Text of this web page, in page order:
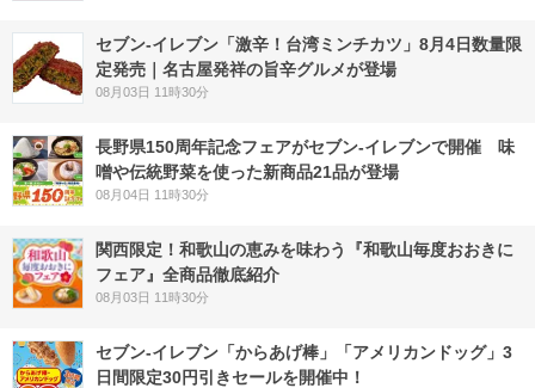
セブン-イレブン「激辛！台湾ミンチカツ」8月4日数量限
定発売｜名古屋発祥の旨辛グルメが登場
08月03日 11時30分
長野県150周年記念フェアがセブン-イレブンで開催 味
噌や伝統野菜を使った新商品21品が登場
08月04日 11時30分
関西限定！和歌山の恵みを味わう『和歌山毎度おおきに
フェア』全商品徹底紹介
08月03日 11時30分
セブン‐イレブン「からあげ棒」「アメリカンドッグ」3
日間限定30円引きセールを開催中！